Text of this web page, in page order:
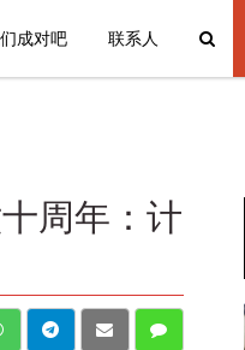
成对吧 联系人
周年：计